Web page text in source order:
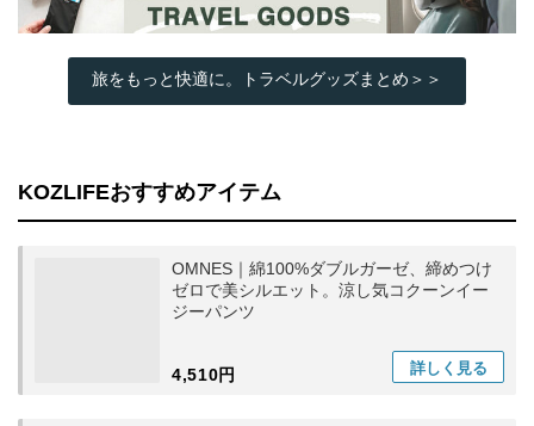
旅をもっと快適に。トラベルグッズまとめ＞＞
KOZLIFEおすすめアイテム
OMNES｜綿100%ダブルガーゼ、締めつけ
ゼロで美シルエット。涼し気コクーンイー
ジーパンツ
4,510円 詳しく 見る